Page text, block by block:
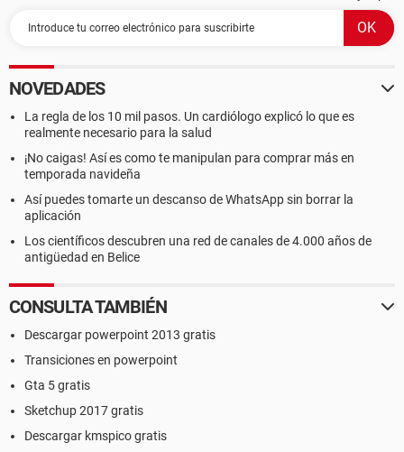
NOVEDADES
La regla de los 10 mil pasos. Un cardiólogo explicó lo que es
realmente necesario para la salud
¡No caigas! Así es como te manipulan para comprar más en
temporada navideña
Así puedes tomarte un descanso de WhatsApp sin borrar la
aplicación
Los científicos descubren una red de canales de 4.000 años de
antigüedad en Belice
CONSULTA TAMBIÉN
Descargar powerpoint 2013 gratis
Transiciones en powerpoint
Gta 5 gratis
Sketchup 2017 gratis
Descargar kmspico gratis